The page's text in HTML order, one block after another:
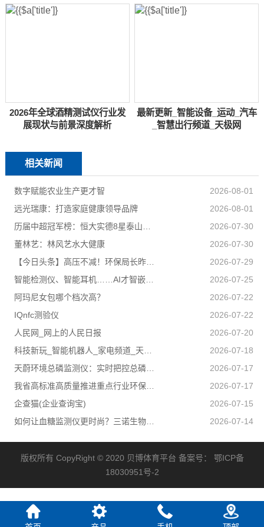
2026年全球酒精测试仪行业发
展现状与前景深度解析
最新更新_智能设备_运动_汽车
_智慧出行频道_天极网
相关新闻
数字赋能农业生产更才智
2026-08-01
远光瑞康：打造家庭健康领导品牌
2026-08-01
2026-07-30
董林艺：林风艺水大健康
2026-07-30
【今日头条】高压不减！环保局长昨夜又去夜查了
2026-07-29
智能检测仪、智能耳机……AI才智嵌入百姓日子 科技盈利惠及民生
2026-07-25
阿玛尼女包哪个档次高？
2026-07-22
IQnfc测验仪
2026-07-22
人民网_网上的人民日报
2026-07-20
2026-07-18
2026-07-17
我省高标准高质量推进重点行业环保绩效创A
2026-07-17
企查猫(企业查询宝)
2026-07-15
如何让血糖监测仪更时尚？三诺生物给出答案！
2026-07-14
版权所有 CopyRight © 2020 贝博体育平台 备案号： 鄂ICP备
18030951号-2